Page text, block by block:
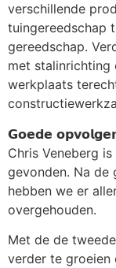
verschillende
tuingereedschap
gereedschap.
met stalinrichting
werkplaats
𝗚𝗼𝗲𝗱𝗲
Chris Veneberg
gevonden. Na de
hebben we er
overgehouden.
Met de de
verder te groeien